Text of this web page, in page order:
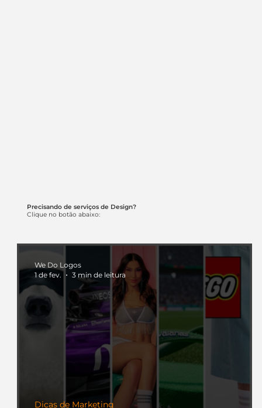
Precisando de serviços de Design?
Clique no botão abaixo:
Dicas de Marketing
We Do Logos
1 de fev.
3 min de leitura